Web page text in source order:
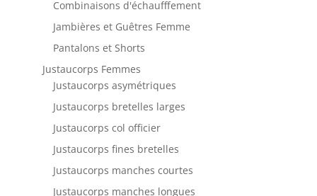
Combinaisons d'échaufffement
Jambières et Guêtres Femme
Pantalons et Shorts
Justaucorps Femmes
Justaucorps asymétriques
Justaucorps bretelles larges
Justaucorps col officier
Justaucorps fines bretelles
Justaucorps manches courtes
Justaucorps manches longues